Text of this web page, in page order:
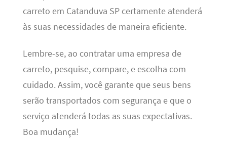
carreto em Catanduva SP certamente atenderá
às suas necessidades de maneira eficiente.
Lembre-se, ao contratar uma empresa de
carreto, pesquise, compare, e escolha com
cuidado. Assim, você garante que seus bens
serão transportados com segurança e que o
serviço atenderá todas as suas expectativas.
Boa mudança!